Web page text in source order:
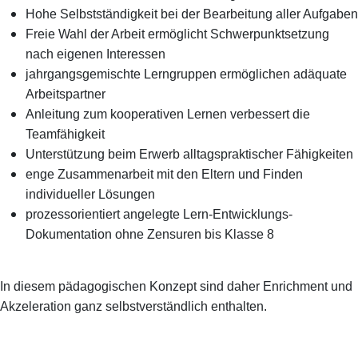
Hohe Selbstständigkeit bei der Bearbeitung aller Aufgaben
Freie Wahl der Arbeit ermöglicht Schwerpunktsetzung
nach eigenen Interessen
jahrgangsgemischte Lerngruppen ermöglichen adäquate
Arbeitspartner
Anleitung zum kooperativen Lernen verbessert die
Teamfähigkeit
Unterstützung beim Erwerb alltagspraktischer Fähigkeiten
enge Zusammenarbeit mit den Eltern und Finden
individueller Lösungen
prozessorientiert angelegte Lern-Entwicklungs-
Dokumentation ohne Zensuren bis Klasse 8
In diesem pädagogischen Konzept sind daher Enrichment und
Akzeleration ganz selbstverständlich enthalten.